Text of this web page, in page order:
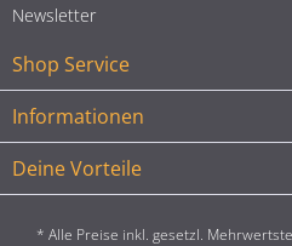
Newsletter
Shop Service
Informationen
Deine Vorteile
* Alle Preise inkl. gesetzl.